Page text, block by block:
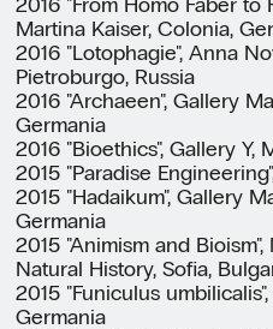
Martina Kaiser, Colonia,
2016 "Lotophagie", Anna
Pietroburgo, Russia
2016 "Archaeen", Gallery
Germania
2016 "Bioethics", Gallery Y,
2015 "Paradise
2015 "Hadaikum", Gallery
Germania
2015 "Animism and
Natural History, Sofia,
2015 "Funiculus
Germania